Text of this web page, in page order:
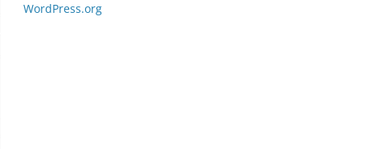
WordPress.org